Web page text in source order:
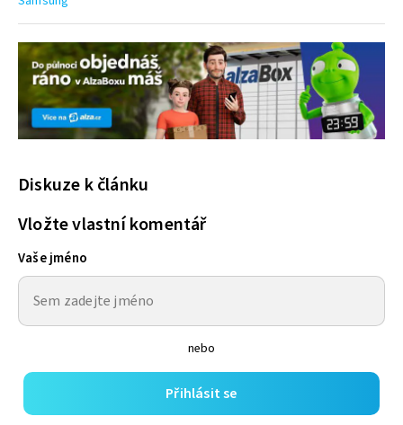
Diskuze k článku
Vložte vlastní komentář
Vaše jméno
nebo
Přihlásit se